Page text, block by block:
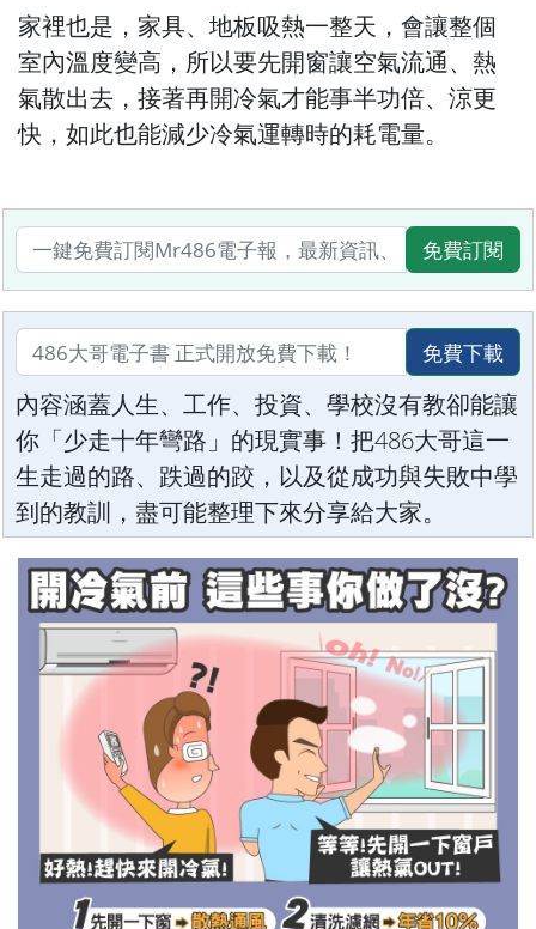
家裡也是，家具、地板吸熱一整天，會讓整個
室內溫度變高，所以要先開窗讓空氣流通、熱
氣散出去，接著再開冷氣才能事半功倍、涼更
快，如此也能減少冷氣運轉時的耗電量。
免費訂閱
免費下載
內容涵蓋人生、工作、投資、學校沒有教卻能讓
你「少走十年彎路」的現實事！把486大哥這一
生走過的路、跌過的跤，以及從成功與失敗中學
到的教訓，盡可能整理下來分享給大家。